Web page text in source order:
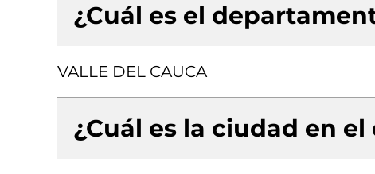
¿Cuál es el
VALLE DEL CAUCA
¿Cuál es la ciudad en